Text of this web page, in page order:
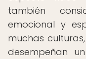
también
emocional y
muchas
desempeñan